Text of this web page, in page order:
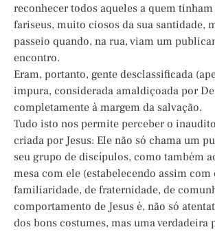
reconhecer todos aqueles a quem
fariseus, muito ciosos da sua santidade,
passeio quando, na rua, viam um
encontro.
Eram, portanto, gente desclassificada
impura, considerada amaldiçoada por
completamente à margem da salvação.
Tudo isto nos permite perceber o
criada por Jesus: Ele não só chama um
seu grupo de discípulos, como também
mesa com ele (estabelecendo assim com
familiaridade, de fraternidade, de
comportamento de Jesus é, não só
dos bons costumes, mas uma verdadeira